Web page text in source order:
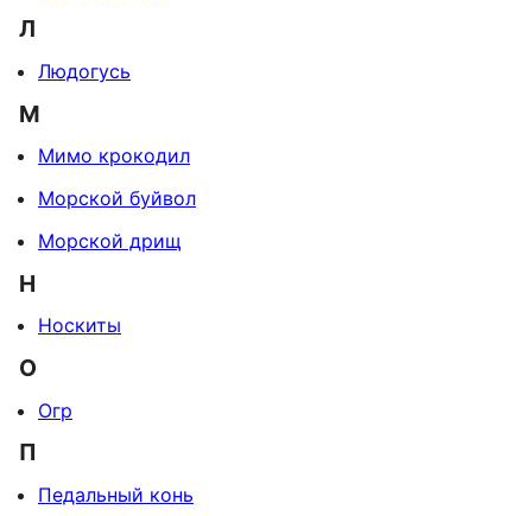
Л
Людогусь
М
Мимо крокодил
Морской буйвол
Морской дрищ
Н
Носкиты
О
Огр
П
Педальный конь